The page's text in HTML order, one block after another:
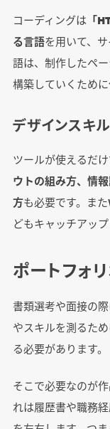
コーディングは 「
る言語を用いて、
語は、制作したペ
構築していくために
デザインスキル
ツールが使えるだけ
ウトの組み方、情
方も必要です。ま
どもキャッチアッ
ポートフォ
書類選考や面接の
やスキルを測るた
る必要があります。
そこで必要なのが
れは履歴書や職務